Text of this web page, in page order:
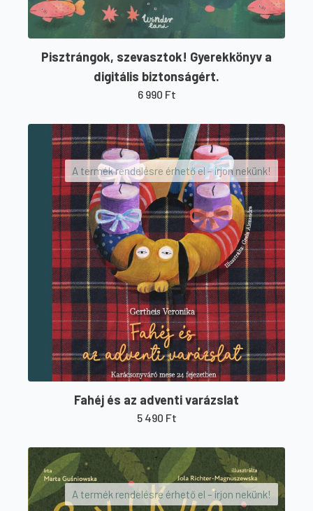
Pisztrángok, szevasztok! Gyerekkönyv a
digitális biztonságért.
6 990 Ft
A termék rendelésre érhető el – írjon nekünk!
Fahéj és az adventi varázslat
5 490 Ft
A termék rendelésre érhető el – írjon nekünk!